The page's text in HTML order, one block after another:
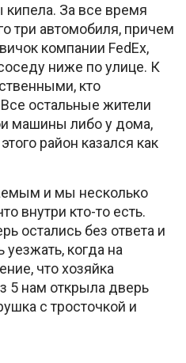
кипела. За все время
три автомобиля, причем
компании FedEx,
ниже по улице. К
кто
остальные жители
машины либо у дома,
район казался как
и мы несколько
внутри кто-то есть.
остались без ответа и
когда на
что хозяйка
5 нам открыла дверь
с тросточкой и